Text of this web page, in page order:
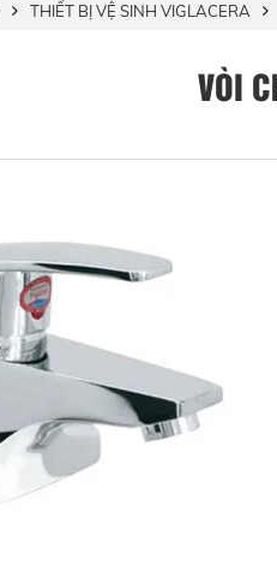
THIẾT BỊ VỆ SINH VIGLACERA
VÒI